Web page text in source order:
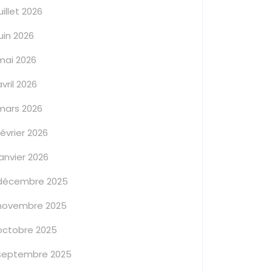
2026
2026
2026
2026
2026
2026
2026
2025
2025
2025
2025